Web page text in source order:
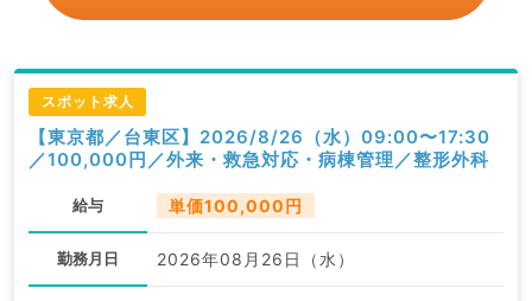
スポット求人
【東京都／台東区】2026/8/26（水）09:00〜17:30
／100,000円／外来・救急対応・病棟管理／整形外科
給与 単価100,000円
勤務月日 2026年08月26日（水）